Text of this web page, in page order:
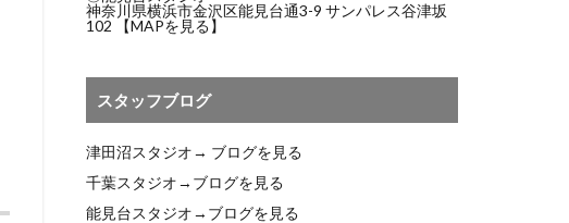
神奈川県横浜市金沢区能見台通3-9 サンパレス谷津坂
102
【MAPを見る】
スタッフブログ
津田沼スタジオ→ ブログを見る
千葉スタジオ→ ブログを見る
能見台スタジオ→ ブログを見る